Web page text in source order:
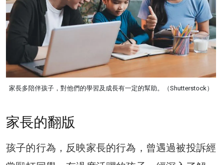
家長多陪伴孩子，對他們的學習及成長有一定的幫助。（Shutterstock）
家長的翻版
孩子的行為，反映家長的行為，曾遇過被投訴經